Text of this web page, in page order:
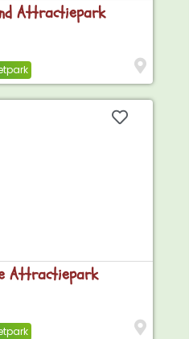
Attractiepark
Attractiepark